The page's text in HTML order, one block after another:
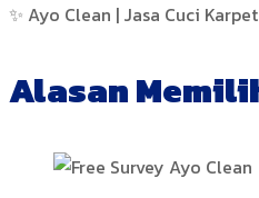
✨ Ayo Clean | Jasa Cuci
Alasan